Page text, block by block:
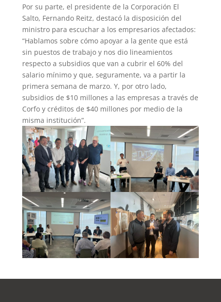
Por su parte, el presidente de la Corporación El
Salto, Fernando Reitz, destacó la disposición del
ministro para escuchar a los empresarios afectados:
“Hablamos sobre cómo apoyar a la gente que está
sin puestos de trabajo y nos dio lineamientos
respecto a subsidios que van a cubrir el 60% del
salario mínimo y que, seguramente, va a partir la
primera semana de marzo. Y, por otro lado,
subsidios de $10 millones a las empresas a través de
Corfo y créditos de $40 millones por medio de la
misma institución”.